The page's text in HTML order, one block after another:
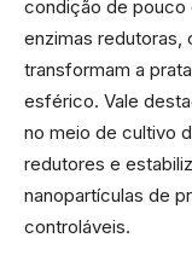
condição de pouco
enzimas redutoras,
transformam a
esférico. Vale
no meio de cultivo
redutores e
nanopartículas de
controláveis.